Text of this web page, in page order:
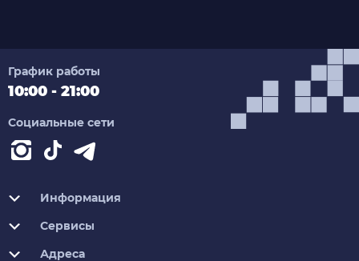
График работы
10:00 - 21:00
Социальные сети
Информация
Сервисы
Адреса